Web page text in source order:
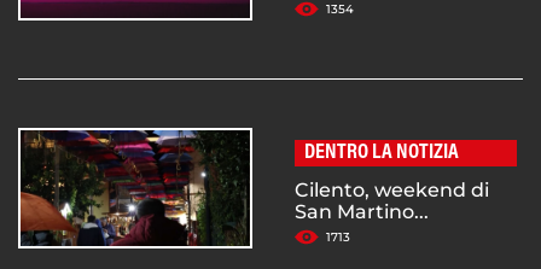
1354
DENTRO LA NOTIZIA
Cilento, weekend di
San Martino...
1713